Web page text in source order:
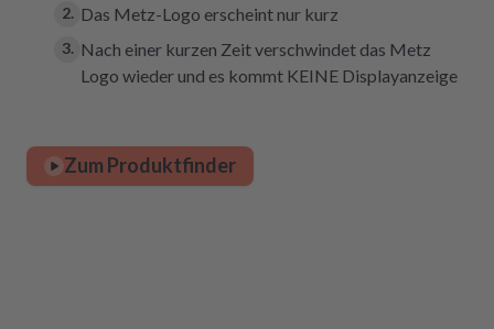
Das Metz-Logo erscheint nur kurz
Nach einer kurzen Zeit verschwindet das Metz
Logo wieder und es kommt KEINE Displayanzeige
Zum Produktfinder